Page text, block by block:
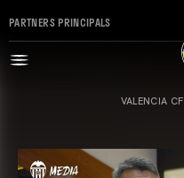
PARTNERS PRINCIPALS
VALENCIA CF